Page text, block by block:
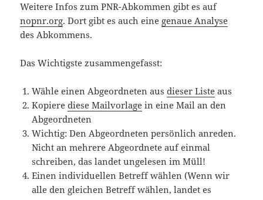
Weitere Infos zum PNR-Abkommen gibt es auf
nopnr.org. Dort gibt es auch eine genaue Analyse
des Abkommens.
Das Wichtigste zusammengefasst:
Wähle einen Abgeordneten ausdieser Liste aus
Kopierediese Mailvorlage in eine Mail an den
Abgeordneten
Wichtig: Den Abgeordneten persönlich anreden.
Nicht an mehrere Abgeordnete auf einmal
schreiben, das landet ungelesen im Müll!
Einen individuellen Betreff wählen (Wenn wir
alle den gleichen Betreff wählen, landet es